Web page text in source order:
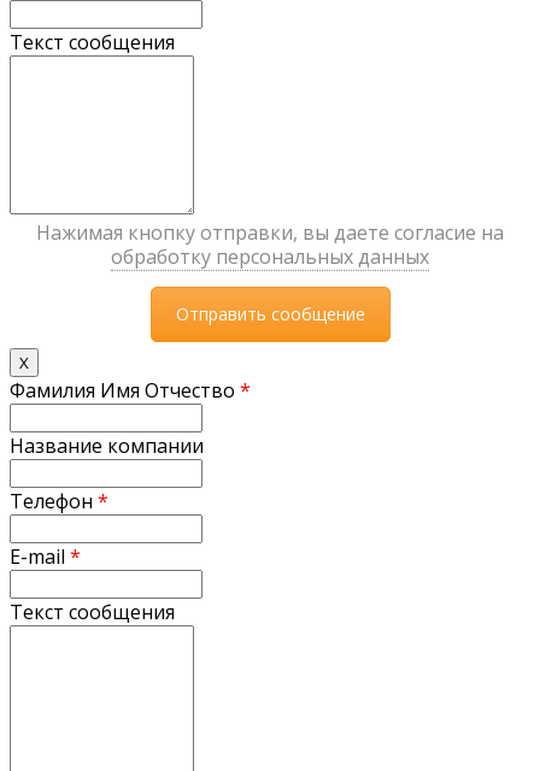
Текст сообщения
Нажимая кнопку отправки, вы даете согласие на
обработку персональных данных
X
Фамилия Имя Отчество *
Название компании
Телефон *
E-mail *
Текст сообщения